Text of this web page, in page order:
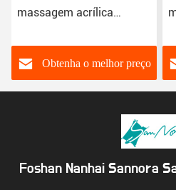
massagem acrílica
desbotamento Livre de
álcalisObtenha o melhor preço
Foshan Nanhai Sannora